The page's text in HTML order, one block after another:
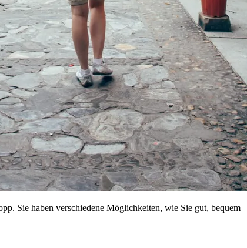
Sie haben verschiedene Möglichkeiten, wie Sie gut, bequem